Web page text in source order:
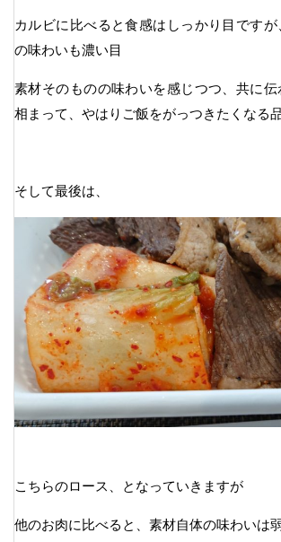
カルビに比べると食感はしっかり目です
の味わいも濃い目
素材そのものの味わいを感じつつ、共に伝
相まって、やはりご飯をがっつきたくなる
そして最後は、
こちらのロース、となっていきますが
他のお肉に比べると、素材自体の味わいは